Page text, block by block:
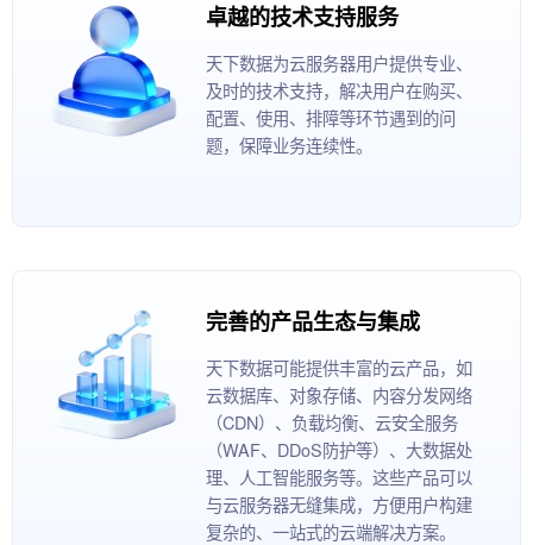
卓越的技术支持服务
天下数据为云服务器用户提供专业、
及时的技术支持，解决用户在购买、
配置、使用、排障等环节遇到的问
题，保障业务连续性。
完善的产品生态与集成
天下数据可能提供丰富的云产品，如
云数据库、对象存储、内容分发网络
（CDN）、负载均衡、云安全服务
（WAF、DDoS防护等）、大数据处
理、人工智能服务等。这些产品可以
与云服务器无缝集成，方便用户构建
复杂的、一站式的云端解决方案。